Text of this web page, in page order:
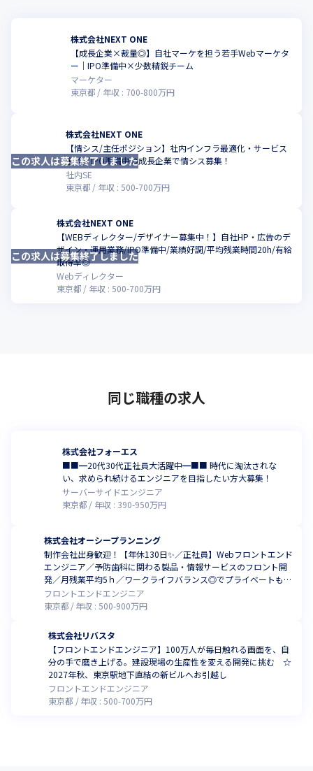
株式会社NEXT ONE
【成長企業×裁量◎】自社マーケを担う若手Webマーケタ
ー｜IPO準備中×少数精鋭チーム
マーケター
東京都
年収 : 700-800万円
株式会社NEXT ONE
【情シス/主任ポジション】社内インフラ最適化・サービス
企画／IPO準備中の成長企業で情シス募集！
社内SE
東京都
年収 : 500-700万円
この求人は募集終了しました
株式会社NEXT ONE
【WEBディレクター/デザイナー募集中！】自社HP・広告のデ
ザイン・運用業務/IPO準備中/業績好調/平均残業時間20h/有給
取得率◎
Webディレクター
東京都
年収 : 500-700万円
この求人は募集終了しました
同じ職種の求人
株式会社フォーエス
■■━20代30代正社員大活躍中━■■ 時代に淘汰されな
い、求められ続けるエンジニアを目指したい方大募集！
サーバーサイドエンジニア
東京都
年収 : 390-950万円
株式会社オーシープランニング
制作会社出身歓迎！【年休130日✨／正社員】Webフロントエンド
エンジニア／予防歯科に関わる製品・情報サービスのフロント開
発／月残業平均5ｈ／ワークライフバランス◎でプライベートも充
実！ 土日祝休み♪
フロントエンドエンジニア
東京都
年収 :500-900万円
株式会社リバスタ
【フロントエンドエンジニア】100万人が毎日触れる画面を、自
分の手で磨き上げる。建設現場の生産性を変える開発に挑む ☆
2027年秋、東京駅地下直結の新ビルへお引越し
フロントエンドエンジニア
東京都
年収 :500-700万円